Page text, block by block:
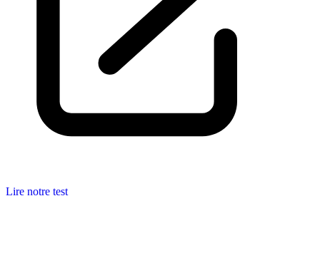
Lire notre test